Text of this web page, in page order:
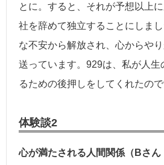
とに。すると、それが予想以上
社を辞めて独立することにしま
な不安から解放され、心からや
送っています。929は、私が人生
るための後押しをしてくれたので
体験談2
心が満たされる人間関係（Bさん